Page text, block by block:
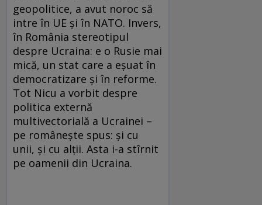
geopolitice, a avut noroc să
intre în UE şi în NATO. Invers,
în România stereotipul
despre Ucraina: e o Rusie mai
mică, un stat care a eşuat în
democratizare şi în reforme.
Tot Nicu a vorbit despre
politica externă
multivectorială a Ucrainei –
pe româneşte spus: şi cu
unii, şi cu alţii. Asta i-a stîrnit
pe oamenii din Ucraina.